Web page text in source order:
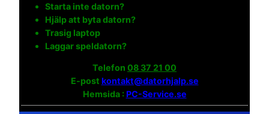
Starta inte datorn?
Hjälp att byta datorn?
Trasig laptop
Laggar speldatorn?
Telefon 08 37 21 00
E-post kontakt@datorhjalp.se
Hemsida :PC-Service.se